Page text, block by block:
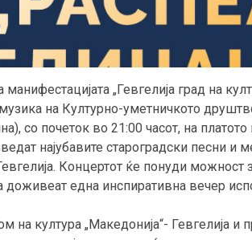
„Гевгелија град на
на Културно-уметничкото
со почеток во 21:00 часот, на платото
најубавите староградски песни и
Концертот ќе понуди можност
една инспиративна вечер
на култура „Македонија“- Гевгелија и